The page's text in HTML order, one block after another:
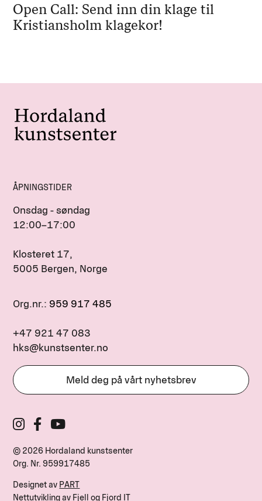
Open Call: Send inn din klage til
Kristiansholm klagekor!
ÅPNINGSTIDER
Onsdag - søndag
12:00–17:00
Klosteret 17,
5005 Bergen, Norge
Org.nr.: 959 917 485
+47 921 47 083
hks@kunstsenter.no
Meld deg på vårt nyhetsbrev
© 2026 Hordaland kunstsenter
Org. Nr. 959917485
Designet av PART
Nettutvikling av Fjell og Fjord IT